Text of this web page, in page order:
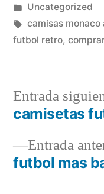
por
Publicado
en
Uncategorized
Etiquetas:
camisas monaco
futbol retro,
deEntrada
futbol mas
Entrada
camisetas